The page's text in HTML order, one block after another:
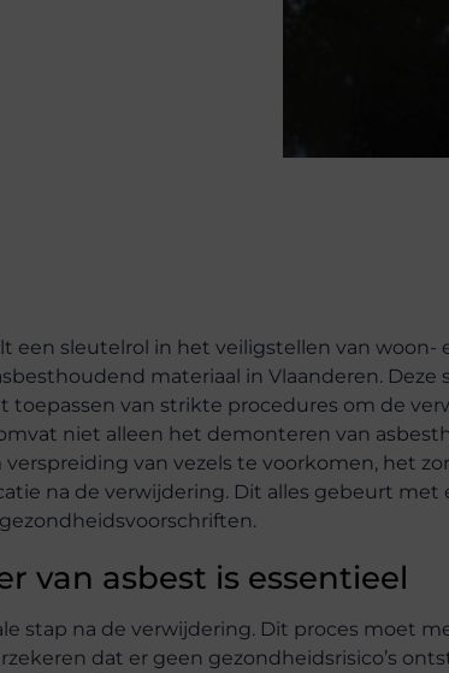
een sleutelrol in het veiligstellen van
materiaal in Vlaanderen. Deze
toepassen van strikte procedures om de
niet alleen het demonteren van
van vezels te voorkomen, het
na de verwijdering. Dit alles gebeurt
van asbest is essentieel
stap na de verwijdering. Dit proces moet
dat er geen gezondheidsrisico’s